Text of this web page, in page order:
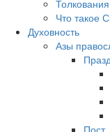
Толкования
Что такое
Духовность
Азы
Пост